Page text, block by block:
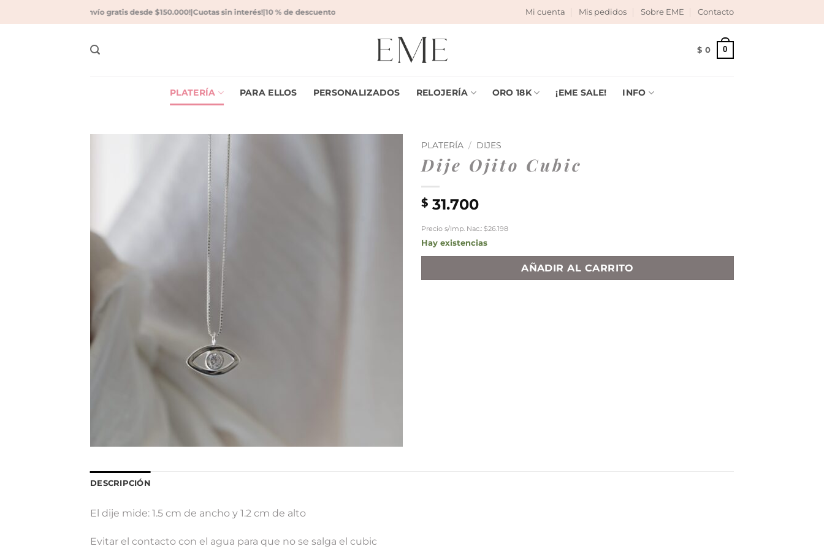
al
Envío gratis desde $150.000!|Cuotas sin interés!|10 % de descuento con transferencia bancaria! Envío gratis desde $150.000!|Cuotas sin interés!|
Mi cuenta Mis pedidos Sobre EME Contacto
$ 0 0
PLATERÍA PARA ELLOS PERSONALIZADOS RELOJERÍA ORO 18K ¡EME SALE! INFO
PLATERÍA / DIJES
Dije Ojito Cubic
$ 31.700
Precio s/Imp. Nac.: $26.198
Hay existencias
AÑADIR AL CARRITO
DESCRIPCIÓN
El dije mide: 1.5 cm de ancho y 1.2 cm de alto
Evitar el contacto con el agua para que no se salga el cubic